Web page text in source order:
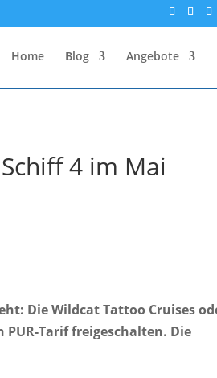
Home Blog Angebote
4 im Mai
Die Wildcat Tattoo Cruises
Tarif freigeschalten. Die